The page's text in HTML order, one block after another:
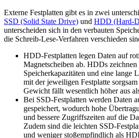
Externe Festplatten gibt es in zwei
SSD (Solid State Drive) und HDD (Hard-
unterscheiden sich in den verbauten
die Schreib-Lese-Verfahren verschieden
HDD-Festplatten legen Daten auf
Magnetscheiben ab. HDDs
Speicherkapazitäten und eine lange
mit der jeweiligen Festplatte
Gewicht fällt wesentlich höher aus
Bei SSD-Festplatten werden Daten
gespeichert, wodurch hohe
und bessere Zugriffszeiten auf die
Zudem sind die leichten SSD-
und weniger stoßempfindlich als